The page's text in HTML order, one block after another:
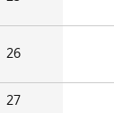
26
27